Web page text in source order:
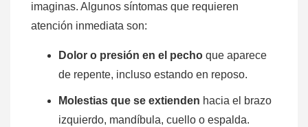
imaginas. Algunos síntomas que requieren
atención inmediata son:
Dolor o presión en el pecho que aparece
de repente, incluso estando en reposo.
Molestias que se extienden hacia el brazo
izquierdo, mandíbula, cuello o espalda.